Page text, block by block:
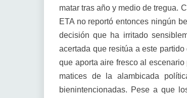
matar tras año y medio de tregua.
ETA no reportó entonces ningún
decisión que ha irritado
acertada que resitúa a este
que aporta aire fresco al
matices de la alambicada
bienintencionadas. Pese a que